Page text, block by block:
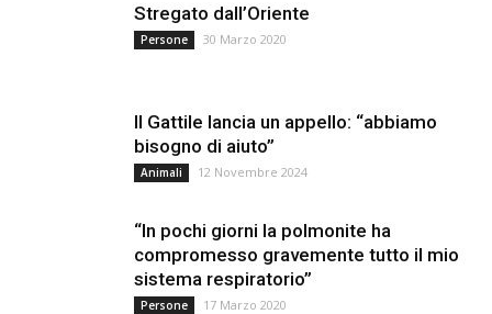
Stregato dall’Oriente
Persone 30 Marzo 2020
Il Gattile lancia un appello: “abbiamo
bisogno di aiuto”
Animali 12 Novembre 2024
“In pochi giorni la polmonite ha
compromesso gravemente tutto il mio
sistema respiratorio”
Persone 17 Marzo 2020